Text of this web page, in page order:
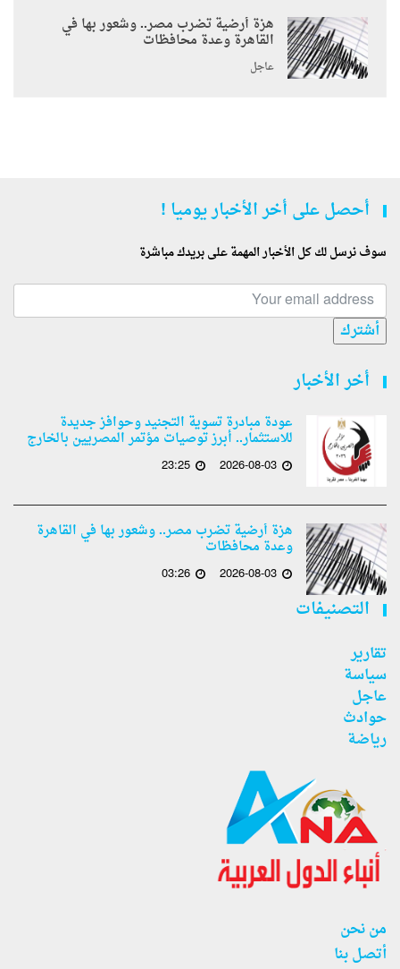
هزة أرضية تضرب مصر.. وشعور بها في
القاهرة وعدة محافظات
عاجل
أحصل على أخر الأخبار يوميا !
سوف نرسل لك كل الأخبار المهمة على بريدك مباشرة
أشترك
أخر الأخبار
عودة مبادرة تسوية التجنيد وحوافز جديدة
للاستثمار.. أبرز توصيات مؤتمر المصريين بالخارج
2026-08-03
23:25
هزة أرضية تضرب مصر.. وشعور بها في القاهرة
وعدة محافظات
2026-08-03
03:26
التصنيفات
تقارير
سياسة
عاجل
حوادث
رياضة
من نحن
أتصل بنا